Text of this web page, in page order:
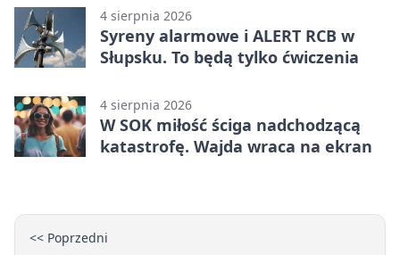
4 sierpnia 2026
Syreny alarmowe i ALERT RCB w
Słupsku. To będą tylko ćwiczenia
4 sierpnia 2026
W SOK miłość ściga nadchodzącą
katastrofę. Wajda wraca na ekran
<< Poprzedni